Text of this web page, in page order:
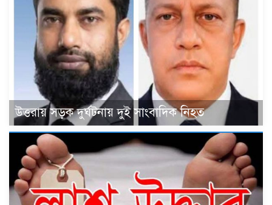
উত্তরায় সড়ক দুর্ঘটনায় দুই সাংবাদিক নিহত